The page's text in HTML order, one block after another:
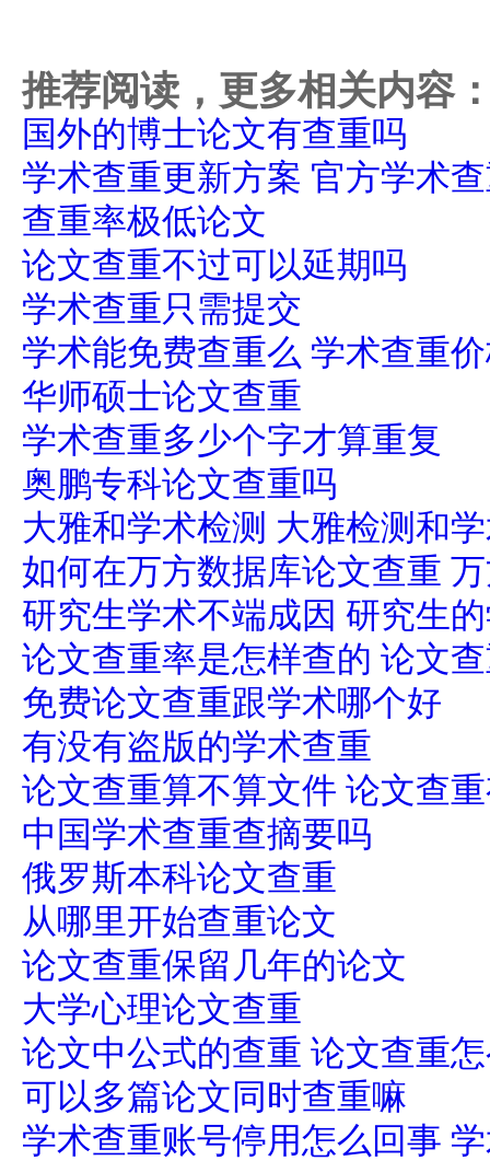
推荐阅读，更多相关内容
国外的博士论文有查重吗
学术查重更新方案 官方学术
查重率极低论文
论文查重不过可以延期吗
学术查重只需提交
学术能免费查重么 学术查重
华师硕士论文查重
学术查重多少个字才算重复
奥鹏专科论文查重吗
大雅和学术检测 大雅检测和
如何在万方数据库论文查重
研究生学术不端成因 研究生
论文查重率是怎样查的 论文
免费论文查重跟学术哪个好
有没有盗版的学术查重
论文查重算不算文件 论文查
中国学术查重查摘要吗
俄罗斯本科论文查重
从哪里开始查重论文
论文查重保留几年的论文
大学心理论文查重
论文中公式的查重 论文查重
可以多篇论文同时查重嘛
学术查重账号停用怎么回事